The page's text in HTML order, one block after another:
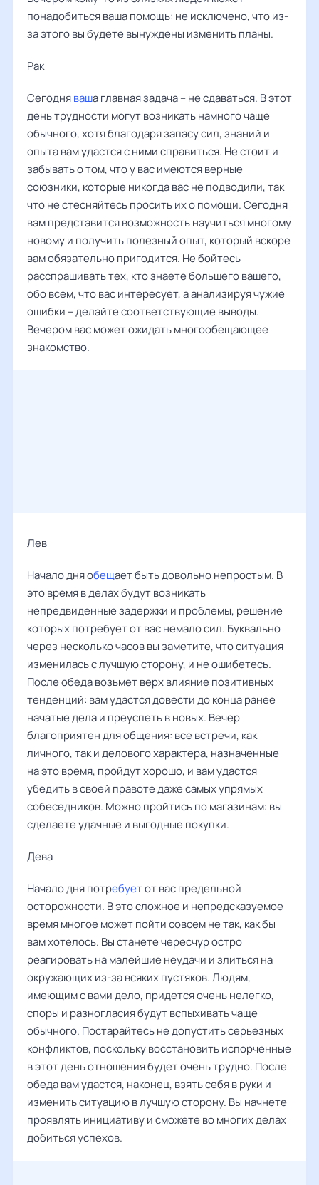
понадобиться ваша помощь: не исключено, что из-
за этого вы будете вынуждены изменить планы.
Рак
Сегодняваша главная задача – не сдаваться. В этот
день трудности могут возникать намного чаще
обычного, хотя благодаря запасу сил, знаний и
опыта вам удастся с ними справиться. Не стоит и
забывать о том, что у вас имеются верные
союзники, которые никогда вас не подводили, так
что не стесняйтесь просить их о помощи. Сегодня
вам представится возможность научиться многому
новому и получить полезный опыт, который вскоре
вам обязательно пригодится. Не бойтесь
расспрашивать тех, кто знаете большего вашего,
обо всем, что вас интересует, а анализируя чужие
ошибки – делайте соответствующие выводы.
Вечером вас может ожидать многообещающее
знакомство.
Лев
Начало дня обещает быть довольно непростым. В
это время в делах будут возникать
непредвиденные задержки и проблемы, решение
которых потребует от вас немало сил. Буквально
через несколько часов вы заметите, что ситуация
изменилась с лучшую сторону, и не ошибетесь.
После обеда возьмет верх влияние позитивных
тенденций: вам удастся довести до конца ранее
начатые дела и преуспеть в новых. Вечер
благоприятен для общения: все встречи, как
личного, так и делового характера, назначенные
на это время, пройдут хорошо, и вам удастся
убедить в своей правоте даже самых упрямых
собеседников. Можно пройтись по магазинам: вы
сделаете удачные и выгодные покупки.
Дева
Начало дня потребует от вас предельной
осторожности. В это сложное и непредсказуемое
время многое может пойти совсем не так, как бы
вам хотелось. Вы станете чересчур остро
реагировать на малейшие неудачи и злиться на
окружающих из-за всяких пустяков. Людям,
имеющим с вами дело, придется очень нелегко,
споры и разногласия будут вспыхивать чаще
обычного. Постарайтесь не допустить серьезных
конфликтов, поскольку восстановить испорченные
в этот день отношения будет очень трудно. После
обеда вам удастся, наконец, взять себя в руки и
изменить ситуацию в лучшую сторону. Вы начнете
проявлять инициативу и сможете во многих делах
добиться успехов.